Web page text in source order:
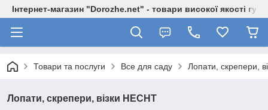
Інтернет-магазин "Dorozhe.net" - товари високої якості
Товари та послуги Все для саду Лопати, скрепери,
Лопати, скрепери, візки HECHT